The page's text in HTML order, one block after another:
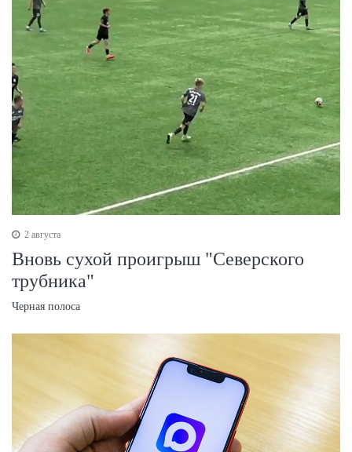
2 августа
Вновь сухой проигрыш "Северского
трубника"
Черная полоса